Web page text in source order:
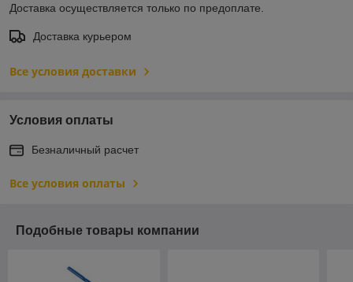
Доставка осуществляется только по предоплате.
Доставка курьером
Все условия доставки
Условия оплаты
Безналичный расчет
Все условия оплаты
Подобные товары компании